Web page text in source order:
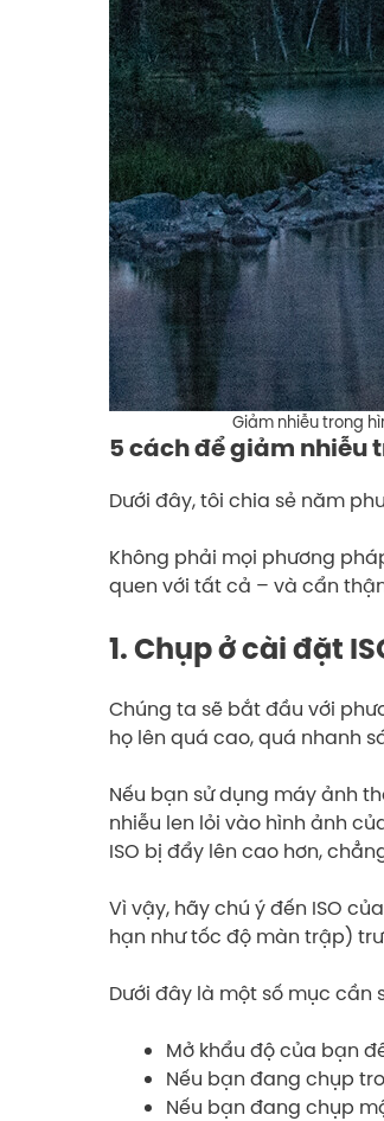
Giảm nhiễu trong
5 cách để giảm nhiễu
Dưới đây, tôi chia sẻ năm
Không phải mọi phương
quen với tất cả – và cẩn
1. Chụp ở cài đặt
Chúng ta sẽ bắt đầu với
họ lên quá cao, quá nhanh
Nếu bạn sử dụng máy ảnh
nhiễu len lỏi vào hình ảnh
ISO bị đẩy lên cao hơn,
Vì vậy, hãy chú ý đến ISO
hạn như tốc độ màn trập)
Dưới đây là một số mục cần
Mở khẩu độ của bạn
Nếu bạn đang chụp
Nếu bạn đang chụp